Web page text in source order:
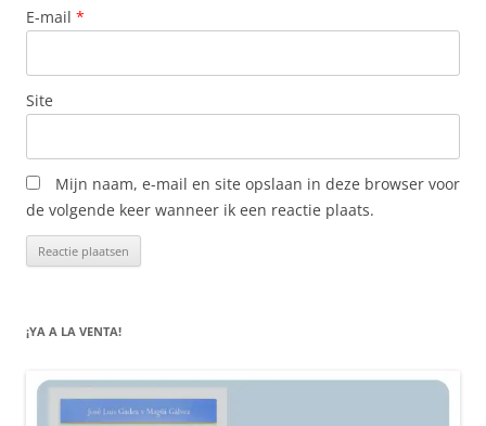
E-mail *
Site
Mijn naam, e-mail en site opslaan in deze browser voor
de volgende keer wanneer ik een reactie plaats.
¡YA A LA VENTA!